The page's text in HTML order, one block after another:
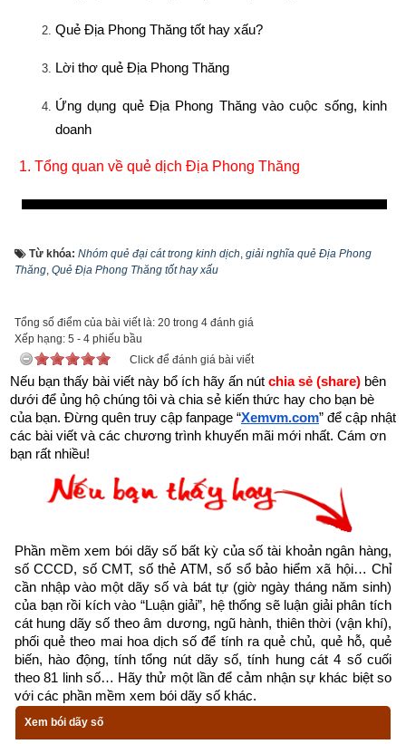
Quẻ Địa Phong Thăng tốt hay xấu?
Lời thơ quẻ Địa Phong Thăng
Ứng dụng quẻ Địa Phong Thăng vào cuộc sống, kinh
doanh
1. Tổng quan về quẻ dịch Địa Phong Thăng
Kinh Dịch là một bộ thiên cổ kì thư. Đa số cho rằng Kinh Dịch
chỉ để xem bói hay đoán biết vận mệnh của ai đó là hiểu biết
“Kinh” có thể hiểu là lời dạy bảo của Thần Phật, Thánh
nhân, để điểm hóa cho con người. Ví dụ: Kinh Phật,
Kinh Thánh, Đạo Đức Kinh,…
“Dịch” là biểu thị cho quá trình phát triển của mọi sinh
mệnh, vạn sự, vạn vật từ lúc khởi nguyên cho đến lúc
kết thúc; tuần hoàn theo một quy luật cái mà Lão Tử gọi
là Đạo, Phật gọi là Pháp.
Từ khóa: Nhóm quẻ đại cát trong kinh dịch, giải nghĩa quẻ Địa Phong
Thăng, Quẻ Địa Phong Thăng tốt hay xấu
Tổng số điểm của bài viết là: 20 trong 4 đánh giá
Xếp hạng: 5 - 4 phiếu bầu
Click để đánh giá bài viết
Nếu bạn thấy bài viết này bổ ích hãy ấn nút chia sẻ (share) bên
dưới để ủng hộ chúng tôi và chia sẻ kiến thức hay cho bạn bè
của bạn. Đừng quên truy cập fanpage “Xemvm.com” để cập nhật
các bài viết và các chương trình khuyến mãi mới nhất. Cám ơn
bạn rất nhiều!
Phần mềm xem bói dãy số bất kỳ của số tài khoản ngân hàng,
số CCCD, số CMT, số thẻ ATM, số sổ bảo hiểm xã hội… Chỉ
cần nhập vào một dãy số và bát tự (giờ ngày tháng năm sinh)
của bạn rồi kích vào “Luận giải”, hệ thống sẽ luận giải phân tích
cát hung dãy số theo âm dương, ngũ hành, thiên thời (vận khí),
phối quẻ theo mai hoa dịch số để tính ra quẻ chủ, quẻ hỗ, quẻ
biến, hào động, tính tổng nút dãy số, tính hung cát 4 số cuối
theo 81 linh số… Hãy thử một lần để cảm nhận sự khác biệt so
với các phần mềm xem bói dãy số khác.
Xem bói dãy số